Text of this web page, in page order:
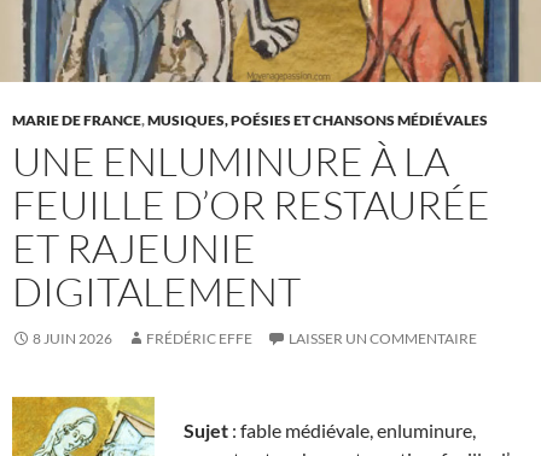
MARIE DE FRANCE,MUSIQUES, POÉSIES ET CHANSONS MÉDIÉVALES
UNE ENLUMINURE À LA
FEUILLE D’OR RESTAURÉE
ET RAJEUNIE
DIGITALEMENT
8 JUIN 2026 FRÉDÉRIC EFFE LAISSER UN COMMENTAIRE
Sujet : fable médiévale, enluminure,